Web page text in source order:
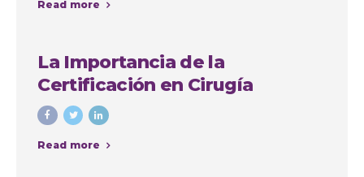
Read more
La Importancia de la
Certificación en Cirugía
Plástica: Consejos y Casos de
Éxito en Colombia
Read more